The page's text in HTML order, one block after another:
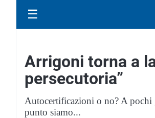
☰
Arrigoni torna a
persecutoria”
Autocertificazioni o no? A
punto siamo...